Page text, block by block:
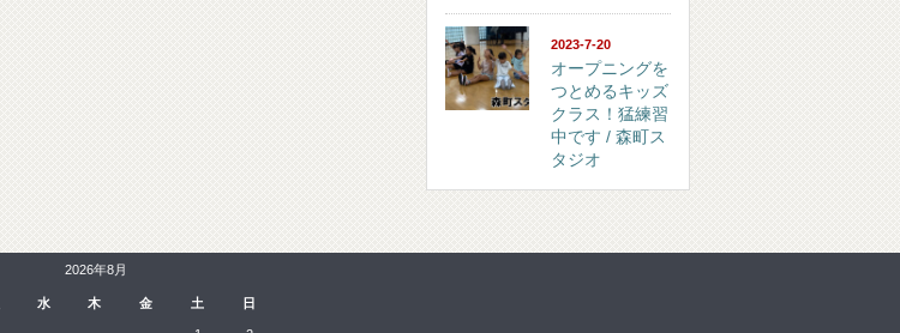
2023-7-20
オープニングを
つとめるキッズ
クラス！猛練習
中です / 森町ス
タジオ
2026年8月
水 木 金 土 日